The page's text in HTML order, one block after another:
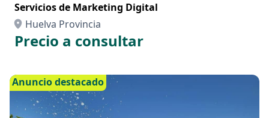
Servicios de Marketing Digital
Huelva Provincia
Precio a consultar
Anuncio destacado